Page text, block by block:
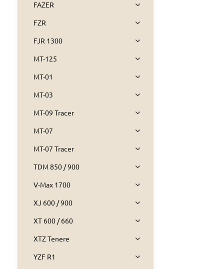
FAZER
FZR
FJR 1300
MT-125
MT-01
MT-03
MT-09 Tracer
MT-07
MT-07 Tracer
TDM 850 / 900
V-Max 1700
XJ 600 / 900
XT 600 / 660
XTZ Tenere
YZF R1